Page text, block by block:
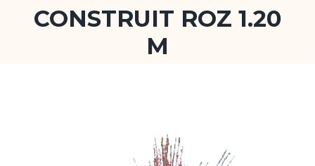
CONSTRUIT ROZ 1.20
M